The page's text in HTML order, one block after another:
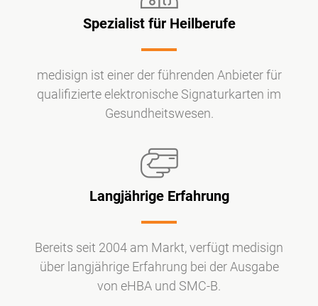
Spezialist für Heilberufe
medisign ist einer der führenden Anbieter für
qualifizierte elektronische Signaturkarten im
Gesundheitswesen.
Langjährige Erfahrung
Bereits seit 2004 am Markt, verfügt medisign
über langjährige Erfahrung bei der Ausgabe
von eHBA und SMC-B.